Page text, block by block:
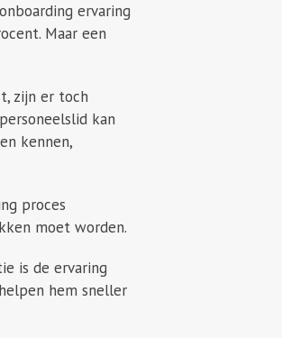
ervaring
Maar een
zijn er toch
kan
kennen,
proces
moet worden.
is de ervaring
hem sneller